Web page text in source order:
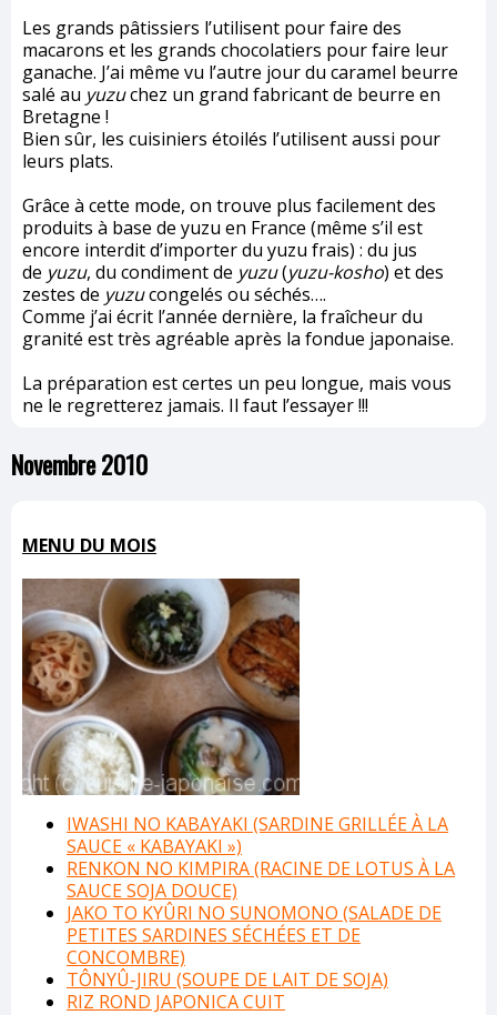
Les grands pâtissiers l’utilisent pour faire des
macarons et les grands chocolatiers pour faire leur
ganache. J’ai même vu l’autre jour du caramel beurre
salé au yuzuchez un grand fabricant de beurre en
Bretagne !
Bien sûr, les cuisiniers étoilés l’utilisent aussi pour
leurs plats.
Grâce à cette mode, on trouve plus facilement des
produits à base de yuzu en France (même s’il est
encore interdit d’importer du yuzu frais) : du jus
de yuzu, du condiment de yuzu(yuzu-kosho) et des
zestes de yuzucongelés ou séchés….
Comme j’ai écrit l’année dernière, la fraîcheur du
granité est très agréable après la fondue japonaise.
La préparation est certes un peu longue, mais vous
ne le regretterez jamais. Il faut l’essayer !!!
Novembre 2010
MENU DU MOIS
IWASHI NO KABAYAKI (SARDINE GRILLÉE À LA
SAUCE « KABAYAKI »)
RENKON NO KIMPIRA (RACINE DE LOTUS À LA
SAUCE SOJA DOUCE)
JAKO TO KYÛRI NO SUNOMONO (SALADE DE
PETITES SARDINES SÉCHÉES ET DE
CONCOMBRE)
TÔNYÛ-JIRU (SOUPE DE LAIT DE SOJA)
RIZ ROND JAPONICA CUIT